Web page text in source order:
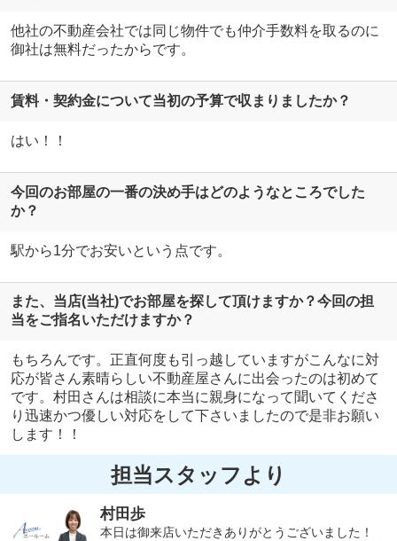
他社の不動産会社では同じ物件でも仲介手数料を取るのに
御社は無料だったからです。
賃料・契約金について当初の予算で収まりましたか？
はい！！
今回のお部屋の一番の決め手はどのようなところでした
か？
駅から1分でお安いという点です。
また、当店(当社)でお部屋を探して頂けますか？今回の担
当をご指名いただけますか？
もちろんです。正直何度も引っ越していますがこんなに対
応が皆さん素晴らしい不動産屋さんに出会ったのは初めて
です。村田さんは相談に本当に親身になって聞いてくださ
り迅速かつ優しい対応をして下さいましたので是非お願い
します！！
担当スタッフより
村田歩
本日は御来店いただきありがとうございました！